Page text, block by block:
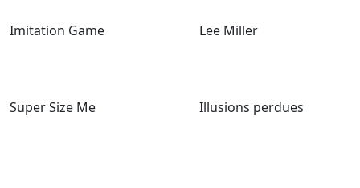
Imitation Game Lee Miller
Super Size Me Illusions perdues